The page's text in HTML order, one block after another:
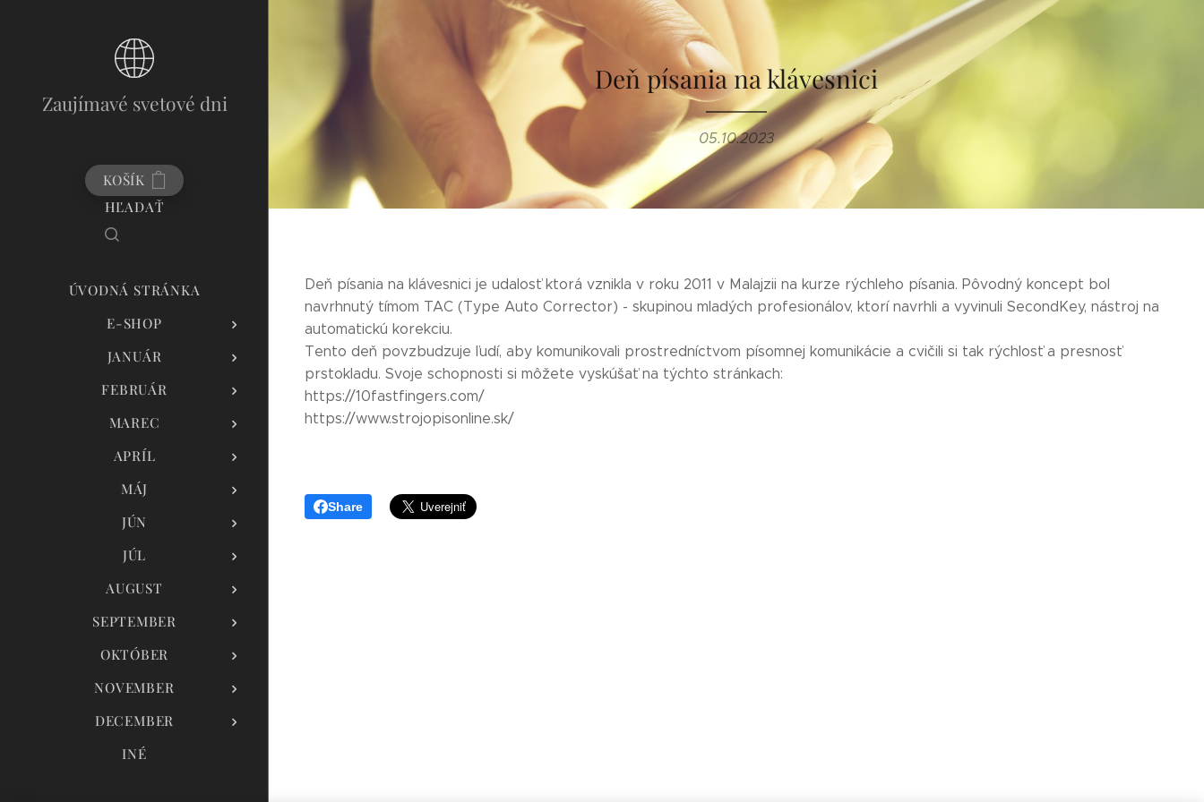
Zaujímavé svetové dni
KOŠÍK
HĽADAŤ
ÚVODNÁ STRÁNKA
E-SHOP
JANUÁR
FEBRUÁR
MAREC
APRÍL
MÁJ
JÚN
JÚL
AUGUST
SEPTEMBER
OKTÓBER
NOVEMBER
DECEMBER
INÉ
Deň písania na klávesnici
05.10.2023
Deň písania na klávesnici je udalosť ktorá vznikla v roku 2011 v Malajzii na kurze rýchleho písania. Pôvodný koncept bol
navrhnutý tímom TAC (Type Auto Corrector) - skupinou mladých profesionálov, ktorí navrhli a vyvinuli SecondKey, nástroj na
automatickú korekciu.
Tento deň povzbudzuje ľudí, aby komunikovali prostredníctvom písomnej komunikácie a cvičili si tak rýchlosť a presnosť
prstokladu. Svoje schopnosti si môžete vyskúšať na týchto stránkach:
https://10fastfingers.com/
https://www.strojopisonline.sk/
Share